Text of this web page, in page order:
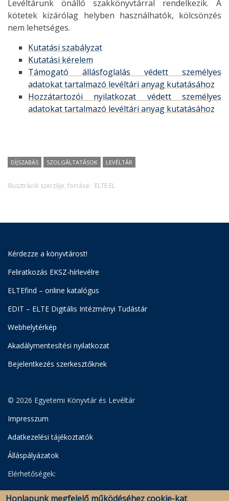
Levéltárunk önálló szakkönyvtárral rendelkezik. A
kötetek kizárólag helyben használhatók, kölcsönzés
nem lehetséges.
Kutatási szabályzat
Kutatási kérelem
Támogató állásfoglalás védett személyes
adatokat tartalmazó levéltári anyag kutatásához
Hozzátartozói nyilatkozat védett személyes
adatokat tartalmazó levéltári anyag kutatásához
DÍJSZABÁS SZOLGÁLTATÁSOK LEVÉLTÁR
Illusztráció szerzője, forrása: ELTE EL
Kérdezze a könyvtárost!
Feliratkozás EKSZ-hírlevélre
ELTEfind – online katalógus
EDIT – ELTE Digitális Intézményi Tudástár
Webhelytérkép
Akadálymentesítési nyilatkozat
Bejelentkezés szerkesztőknek
© 2026 Egyetemi Könyvtár és Levéltár
Impresszum
Adatkezelési tájékoztatók
Álláspályázatok
Elérhetőségek:
Egyetemi Könyvtár
Honlapunk megfelelő működéséhez cookie-kat